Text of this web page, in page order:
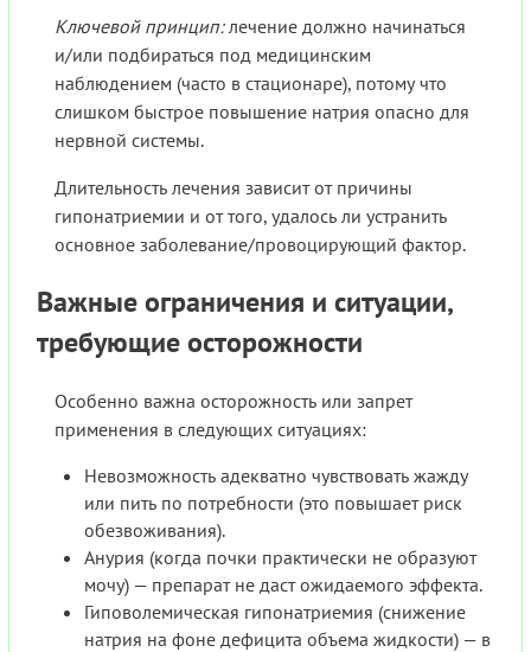
Ключевой принцип: лечение должно начинаться
и/или подбираться под медицинским
наблюдением (часто в стационаре), потому что
слишком быстрое повышение натрия опасно для
нервной системы.
Длительность лечения зависит от причины
гипонатриемии и от того, удалось ли устранить
основное заболевание/провоцирующий фактор.
Важные ограничения и ситуации,
требующие осторожности
Особенно важна осторожность или запрет
применения в следующих ситуациях:
Невозможность адекватно чувствовать жажду
или пить по потребности (это повышает риск
обезвоживания).
Анурия (когда почки практически не образуют
мочу) — препарат не даст ожидаемого эффекта.
Гиповолемическая гипонатриемия (снижение
натрия на фоне дефицита объема жидкости) — в